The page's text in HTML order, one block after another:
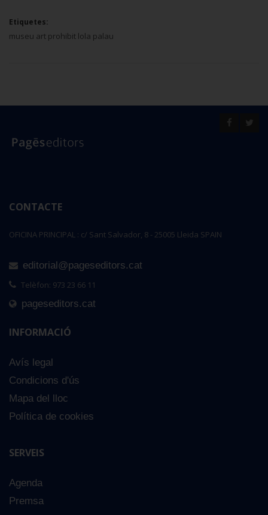
Etiquetes:
museu art prohibit lola palau
CONTACTE
OFICINA PRINCIPAL : c/ Sant Salvador, 8 - 25005 Lleida SPAIN
editorial@pageseditors.cat
Telèfon: 973 23 66 11
pageseditors.cat
INFORMACIÓ
Avís legal
Condicions d'ús
Mapa del lloc
Política de cookies
SERVEIS
Agenda
Premsa